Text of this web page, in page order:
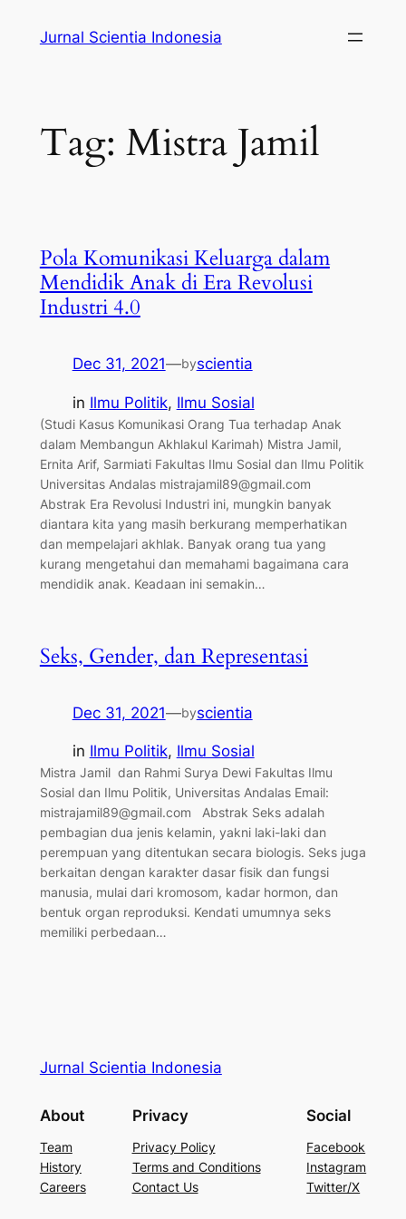
Jurnal Scientia Indonesia
Tag: Mistra Jamil
Pola Komunikasi Keluarga dalam
Mendidik Anak di Era Revolusi
Industri 4.0
Dec 31, 2021—byscientia
in Ilmu Politik, Ilmu Sosial
(Studi Kasus Komunikasi Orang Tua terhadap Anak
dalam Membangun Akhlakul Karimah) Mistra Jamil,
Ernita Arif, Sarmiati Fakultas Ilmu Sosial dan Ilmu Politik
Universitas Andalas mistrajamil89@gmail.com
Abstrak Era Revolusi Industri ini, mungkin banyak
diantara kita yang masih berkurang memperhatikan
dan mempelajari akhlak. Banyak orang tua yang
kurang mengetahui dan memahami bagaimana cara
mendidik anak. Keadaan ini semakin…
Seks, Gender, dan Representasi
Dec 31, 2021—byscientia
in Ilmu Politik, Ilmu Sosial
Mistra Jamil dan Rahmi Surya Dewi Fakultas Ilmu
Sosial dan Ilmu Politik, Universitas Andalas Email:
mistrajamil89@gmail.com Abstrak Seks adalah
pembagian dua jenis kelamin, yakni laki-laki dan
perempuan yang ditentukan secara biologis. Seks juga
berkaitan dengan karakter dasar fisik dan fungsi
manusia, mulai dari kromosom, kadar hormon, dan
bentuk organ reproduksi. Kendati umumnya seks
memiliki perbedaan…
Jurnal Scientia Indonesia
About
Team
History
Careers
Privacy
Privacy Policy
Terms and Conditions
Contact Us
Social
Facebook
Instagram
Twitter/X